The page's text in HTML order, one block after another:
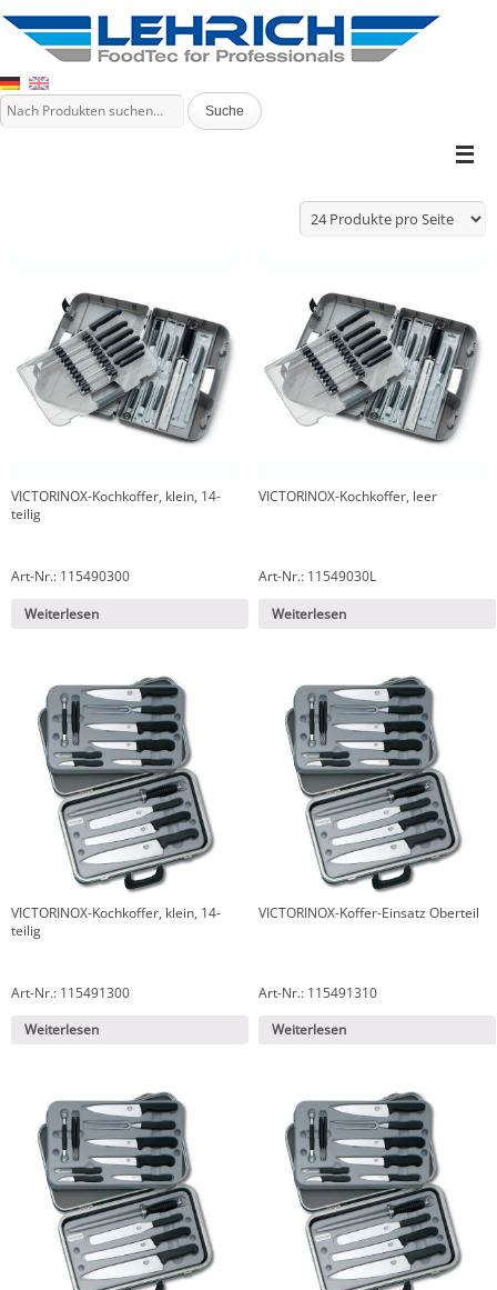
VICTORINOX-Kochkoffer, klein, 14-
teilig
Art-Nr.: 115490300
Weiterlesen
VICTORINOX-Kochkoffer, leer
Art-Nr.: 11549030L
Weiterlesen
VICTORINOX-Kochkoffer, klein, 14-
teilig
Art-Nr.: 115491300
Weiterlesen
VICTORINOX-Koffer-Einsatz Oberteil
Art-Nr.: 115491310
Weiterlesen